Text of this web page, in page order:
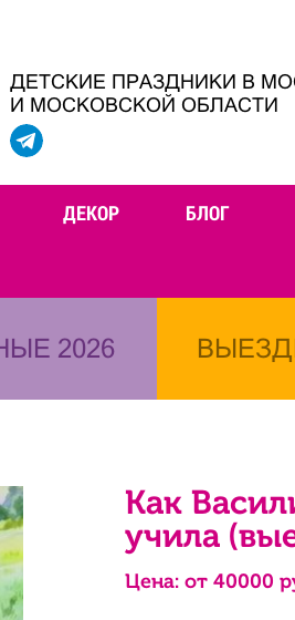
ДЕТСКИЕ ПРАЗДНИКИ В
И МОСКОВСКОЙ ОБЛАСТИ
ДЕКОР БЛОГ
2026
Как
учила
Цена: от 40000